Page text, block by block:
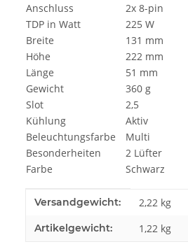
Anschluss
2x 8-pin
TDP in Watt
225 W
Breite
131 mm
Höhe
222 mm
Länge
51 mm
Gewicht
360 g
Slot
2,5
Kühlung
Aktiv
Beleuchtungsfarbe
Multi
Besonderheiten
2 Lüfter
Farbe
Schwarz
Produkteigenschaft
Wert
Versandgewicht: 2,22 kg
Artikelgewicht: 1,22 kg